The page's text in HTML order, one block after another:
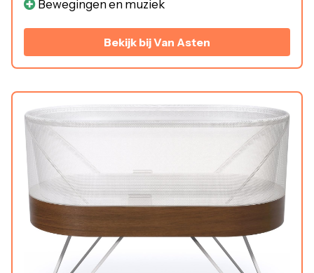
Bewegingen en muziek
Bekijk bij Van Asten